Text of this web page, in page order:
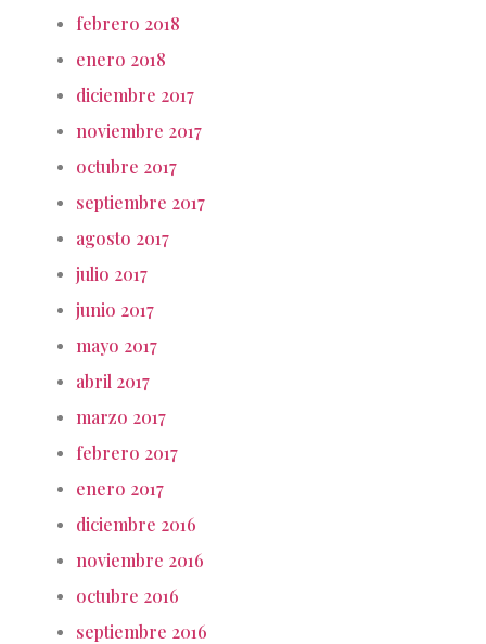
febrero 2018
enero 2018
diciembre 2017
noviembre 2017
octubre 2017
septiembre 2017
agosto 2017
julio 2017
junio 2017
mayo 2017
abril 2017
marzo 2017
febrero 2017
enero 2017
diciembre 2016
noviembre 2016
octubre 2016
septiembre 2016